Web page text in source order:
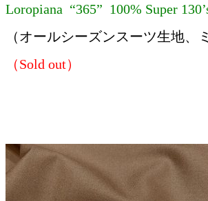
Loropiana “365” 100% Super
（オールシーズンスーツ生地、
（Sold out）